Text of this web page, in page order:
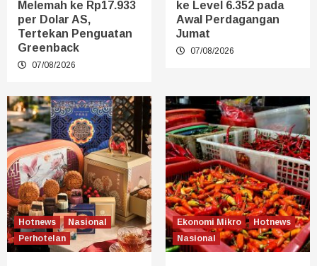
Melemah ke Rp17.933
per Dolar AS,
Tertekan Penguatan
Greenback
07/08/2026
ke Level 6.352 pada
Awal Perdagangan
Jumat
07/08/2026
Hotnews
Nasional
Perhotelan
Ekonomi Mikro
Hotnews
Nasional